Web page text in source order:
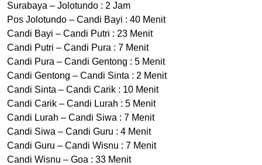
Surabaya – Jolotundo : 2 Jam
Pos Jolotundo – Candi Bayi : 40 Menit
Candi Bayi – Candi Putri : 23 Menit
Candi Putri – Candi Pura : 7 Menit
Candi Pura – Candi Gentong : 5 Menit
Candi Gentong – Candi Sinta : 2 Menit
Candi Sinta – Candi Carik : 10 Menit
Candi Carik – Candi Lurah : 5 Menit
Candi Lurah – Candi Siwa : 7 Menit
Candi Siwa – Candi Guru : 4 Menit
Candi Guru – Candi Wisnu : 7 Menit
Candi Wisnu – Goa : 33 Menit